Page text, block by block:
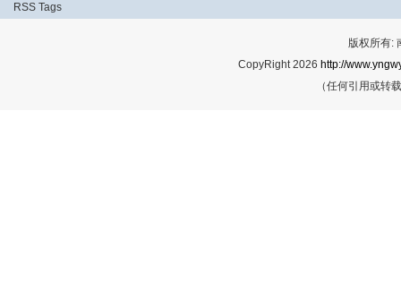
RSS Tags
版权所有:
CopyRight 2026 http://
（任何引用或转